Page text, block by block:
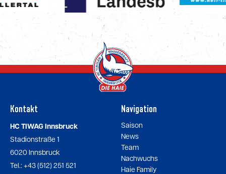
Kontakt
HC TIWAG Innsbruck
Stadionstraße 1
6020 Innsbruck
Tel.: +43 (512) 251 521
Navigation
Saison
News
Team
Nachwuchs
Haie Family